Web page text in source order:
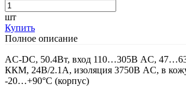
шт
Купить
Полное описание
AC-DC, 50.4Вт, вход 110…305В AC,
ККМ, 24В/2.1А, изоляция 3750В AC, в
-20…+90°С (корпус)